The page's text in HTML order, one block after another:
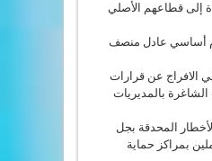
إلى قطاعهم الأصلي
أساسي عادل منصف
الافراج عن قرارات
بالمديريات
المحدقة بجل
بمراكز حماية